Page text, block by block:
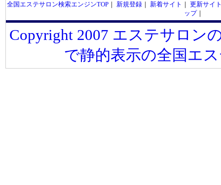
全国エステサロン検索エンジンTOP｜ 新規登録｜ 新着サイト ｜ 更新サイ
ップ｜
Copyright 2007 エステサロン
で静的表示の全国エ